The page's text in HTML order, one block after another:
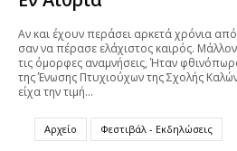
Αν και έχουν περάσει αρκετά χρόνια
σαν να πέρασε ελάχιστος καιρός.
τις όμορφες αναμνήσεις, Ήταν
της Ένωσης Πτυχιούχων της Σχολής
είχα την τιμή…
Αρχείο Φεστιβάλ - Εκδηλώσεις